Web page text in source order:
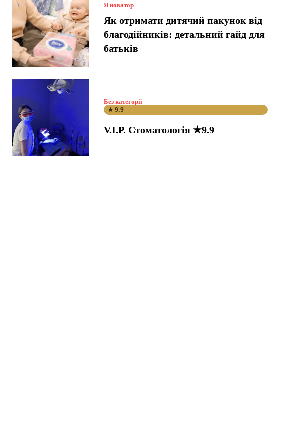
Я новатор
Як отримати дитячий пакунок від
благодійників: детальний гайд для
батьків
Без категорії
★ 9.9
V.I.P. Стоматологія ★9.9